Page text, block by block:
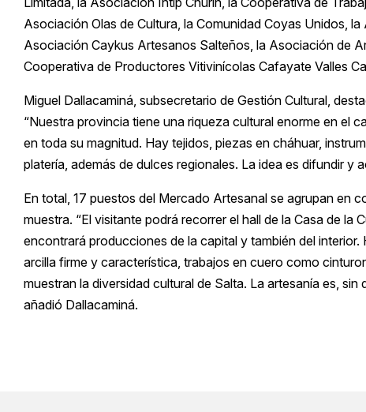
Asociación Olas de Cultura, la Comunidad Coyas Unidos,
Asociación Caykus Artesanos Salteños, la Asociación de
Cooperativa de Productores Vitivinícolas Cafayate Valles
Miguel Dallacaminá, subsecretario de Gestión Cultural,
“Nuestra provincia tiene una riqueza cultural enorme en el
en toda su magnitud. Hay tejidos, piezas en cháhuar,
platería, además de dulces regionales. La idea es difundir y
En total, 17 puestos del Mercado Artesanal se agrupan en
muestra. “El visitante podrá recorrer el hall de la Casa de la
encontrará producciones de la capital y también del
arcilla firme y característica, trabajos en cuero como
muestran la diversidad cultural de Salta. La artesanía es, sin
añadió Dallacaminá.